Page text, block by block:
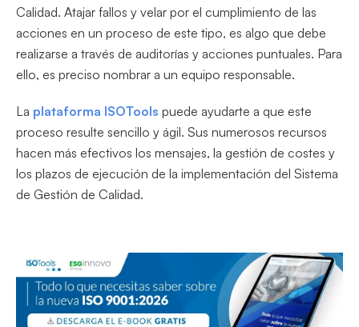
Calidad. Atajar fallos y velar por el cumplimiento de las
acciones en un proceso de este tipo, es algo que debe
realizarse a través de auditorías y acciones puntuales. Para
ello, es preciso nombrar a un equipo responsable.
La plataforma ISOTools puede ayudarte a que este
proceso resulte sencillo y ágil. Sus numerosos recursos
hacen más efectivos los mensajes, la gestión de costes y
los plazos de ejecución de la implementación del Sistema
de Gestión de Calidad.